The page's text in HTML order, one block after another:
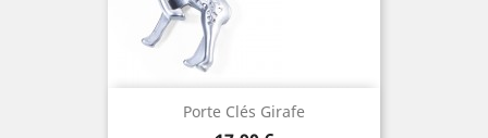
Porte Clés Girafe